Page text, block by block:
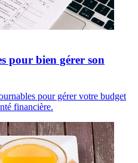
pour bien gérer son
pour gérer votre budget
financière.